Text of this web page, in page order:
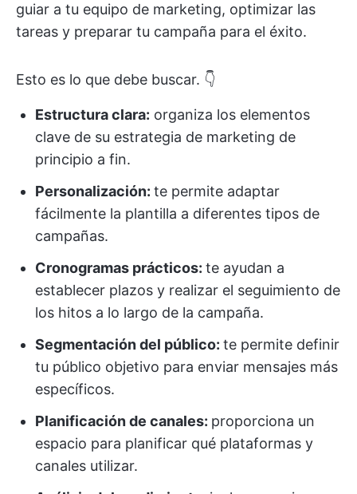
guiar a tu equipo de marketing, optimizar las
tareas y preparar tu campaña para el éxito.
Esto es lo que debe buscar. 👇
Estructura clara: organiza los elementos
clave de su estrategia de marketing de
principio a fin.
Personalización: te permite adaptar
fácilmente la plantilla a diferentes tipos de
campañas.
Cronogramas prácticos: te ayudan a
establecer plazos y realizar el seguimiento de
los hitos a lo largo de la campaña.
Segmentación del público: te permite definir
tu público objetivo para enviar mensajes más
específicos.
Planificación de canales: proporciona un
espacio para planificar qué plataformas y
canales utilizar.